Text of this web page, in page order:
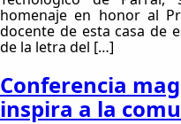
homenaje en honor al
docente de esta casa de
de la letra del […]
Conferencia
inspira a la